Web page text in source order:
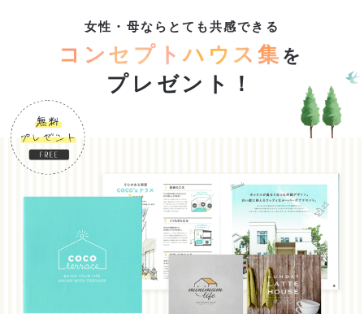
女性・母ならとても共感できる
コンセプトハウス集 を
プレゼント！